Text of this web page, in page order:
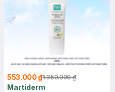
553.000 ₫1.350.000 ₫
Martiderm